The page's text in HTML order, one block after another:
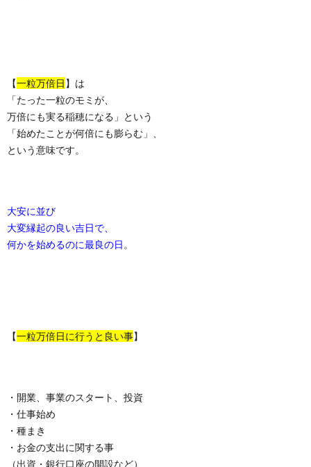
【一粒万倍日 】は
「たった一粒のモミが、
万倍にも実る稲穂になる」という
「始めたことが何倍にも膨らむ」、
という意味です。
大安に並び
大変縁起の良い吉日で、
何かを始めるのに最良の日 。
【一粒万倍日に行うと良い事】
・開業、事業のスタート、投資
・仕事始め
・種まき
・お金の支出に関する事
（出資・銀行口座の開設など）